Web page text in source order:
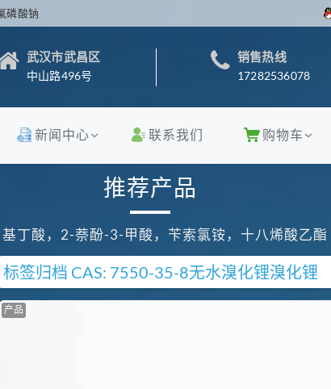
磷酸钠
武汉市武昌区
中山路496号
销售热线
17282536078
新闻中心 联系我们 购物车
推荐产品
丁酸，2-萘酚-3-甲酸，苄索氯铵，十八烯酸乙酯
标签归档 CAS: 7550-35-8无水溴化锂溴化锂
产品